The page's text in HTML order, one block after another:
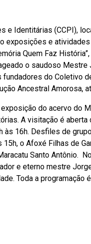
e Identitárias (CCPI),
exposições e
Quem Faz
o saudoso
do Coletivo
Ancestral Amorosa,
do acervo do
A visitação é
às 16h. Desfiles de
o Afoxé Filhas de
Santo Antônio.
e eterno mestre
Toda a programação